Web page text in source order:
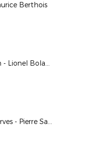
Berthois
Coupe du matin - Lionel Boland
Coupe des Réserves - Pierre Saïdani